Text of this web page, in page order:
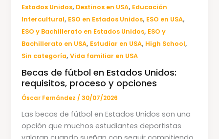
Estados Unidos, Destinos en USA, Educación
Intercultural, ESO en Estados Unidos, ESO en USA,
ESO y Bachillerato en Estados Unidos, ESO y
Bachillerato en USA, Estudiar en USA, High School,
Sin categoría,Vida familiar en USA
Becas de fútbol en Estados Unidos:
requisitos, proceso y opciones
Óscar Fernández/30/07/2026
Las becas de fútbol en Estados Unidos son una
opción que muchos estudiantes deportistas